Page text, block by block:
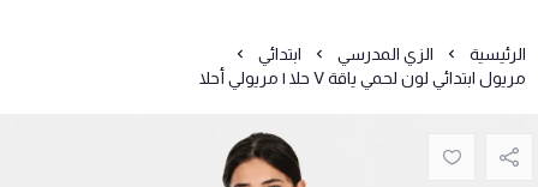
الرئيسية الزي المدرسي
ابتدائي
مريول ابتدائي لون لحمي ياقة V حلا | مريولي أحلا